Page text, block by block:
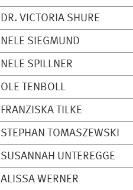
DR. VICTORIA SHURE
NELE SIEGMUND
NELE SPILLNER
OLE TENBOLL
FRANZISKA TILKE
STEPHAN TOMASZEWSKI
SUSANNAH UNTEREGGE
ALISSA WERNER